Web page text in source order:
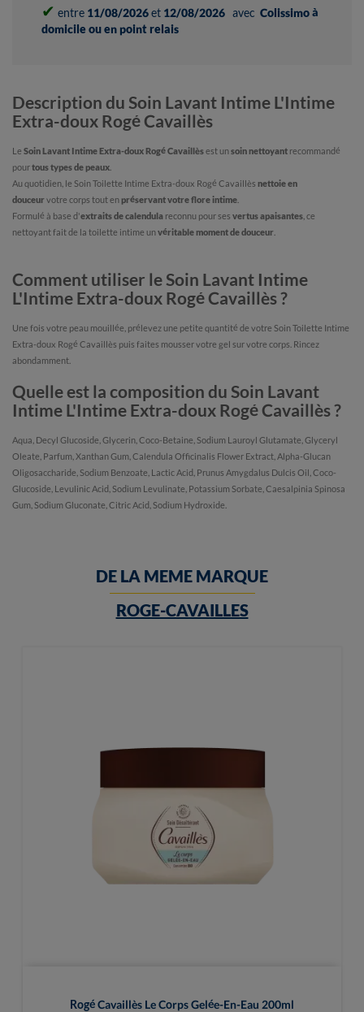
✔ entre 11/08/2026et 12/08/2026 avec Colissimo à
domicile ou en point relais
Description du Soin Lavant Intime L'Intime
Extra-doux Rogé Cavaillès
Le Soin Lavant Intime Extra-doux Rogé Cavaillèsest unsoin nettoyant recommandé
pourtous types de peaux
Au quotidien, le Soin Toilette Intime Extra-doux Rogé Cavaillès nettoie en
douceur votre corps tout en préservant votre flore intime
Formulé à base d'extraits de calendula reconnu pour ses vertus apaisantes , ce
nettoyant fait de la toilette intime unvéritable moment de douceur
Comment utiliser le Soin Lavant Intime
L'Intime Extra-doux Rogé Cavaillès ?
Une fois votre peau mouillée, prélevez une petite quantité de votre Soin Toilette Intime
Extra-doux Rogé Cavaillès puis faites mousser votre gel sur votre corps. Rincez
abondamment.
Quelle est la composition du Soin Lavant
Intime L'Intime Extra-doux Rogé Cavaillès ?
Aqua, Decyl Glucoside, Glycerin, Coco-Betaine, Sodium Lauroyl Glutamate, Glyceryl
Oleate, Parfum, Xanthan Gum, Calendula Officinalis Flower Extract, Alpha-Glucan
Oligosaccharide, Sodium Benzoate, Lactic Acid, Prunus Amygdalus Dulcis Oil, Coco-
Glucoside, Levulinic Acid, Sodium Levulinate, Potassium Sorbate, Caesalpinia Spinosa
Gum, Sodium Gluconate, Citric Acid, Sodium Hydroxide.
DE LA MEME MARQUE
ROGE-CAVAILLES
Rogé Cavaillès Le Corps Gelée-En-Eau 200ml